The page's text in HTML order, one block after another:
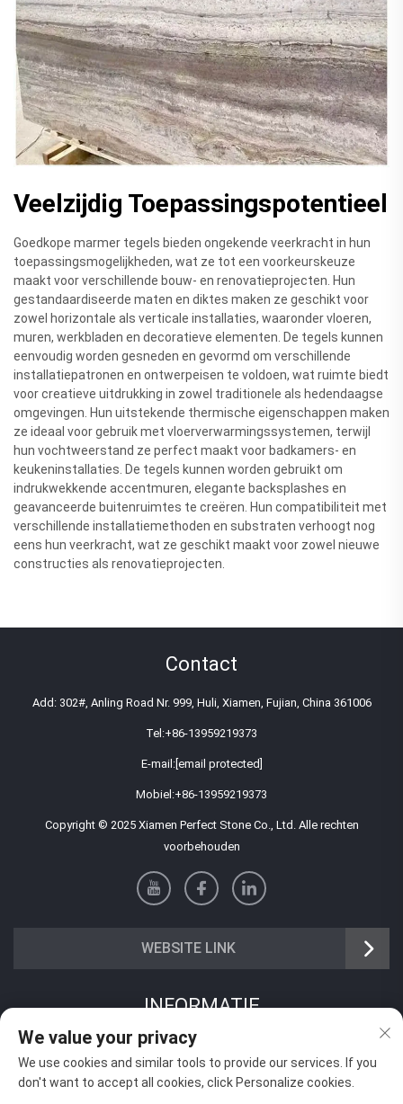
Veelzijdig Toepassingspotentieel
Goedkope marmer tegels bieden ongekende veerkracht in hun
toepassingsmogelijkheden, wat ze tot een voorkeurskeuze
maakt voor verschillende bouw- en renovatieprojecten. Hun
gestandaardiseerde maten en diktes maken ze geschikt voor
zowel horizontale als verticale installaties, waaronder vloeren,
muren, werkbladen en decoratieve elementen. De tegels kunnen
eenvoudig worden gesneden en gevormd om verschillende
installatiepatronen en ontwerpeisen te voldoen, wat ruimte biedt
voor creatieve uitdrukking in zowel traditionele als hedendaagse
omgevingen. Hun uitstekende thermische eigenschappen maken
ze ideaal voor gebruik met vloerverwarmingssystemen, terwijl
hun vochtweerstand ze perfect maakt voor badkamers- en
keukeninstallaties. De tegels kunnen worden gebruikt om
indrukwekkende accentmuren, elegante backsplashes en
geavanceerde buitenruimtes te creëren. Hun compatibiliteit met
verschillende installatiemethoden en substraten verhoogt nog
eens hun veerkracht, wat ze geschikt maakt voor zowel nieuwe
constructies als renovatieprojecten.
Contact
Add: 302#, Anling Road Nr. 999, Huli, Xiamen, Fujian, China 361006
Tel:+86-13959219373
E-mail:[email protected]
Mobiel:+86-13959219373
Copyright © 2025 Xiamen Perfect Stone Co., Ltd. Alle rechten
voorbehouden
WEBSITE LINK
INFORMATIE
Meld je aan om onze wekelijkse nieuwsbrief te ontvangen
We value your privacy
We use cookies and similar tools to provide our services. If you
don't want to accept all cookies, click Personalize cookies.